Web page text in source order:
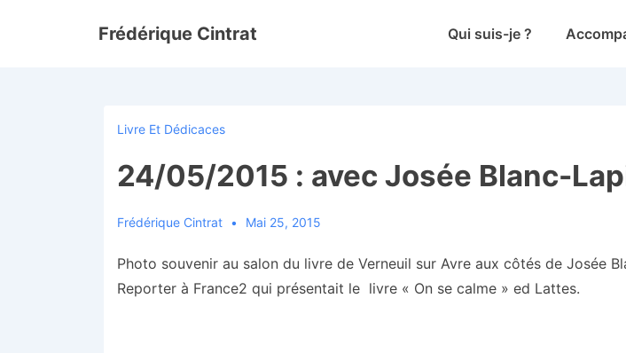
Frédérique Cintrat
MainQui suis-je ?
Livre Et Dédicaces
24/05/2015 : avec Josée Blanc-
Frédérique Cintrat Mai 25, 2015
Photo souvenir au salon du livre de Verneuil sur Avre aux côtés de Josée
Reporter à France2 qui présentait le livre « On se calme » ed Lattes.